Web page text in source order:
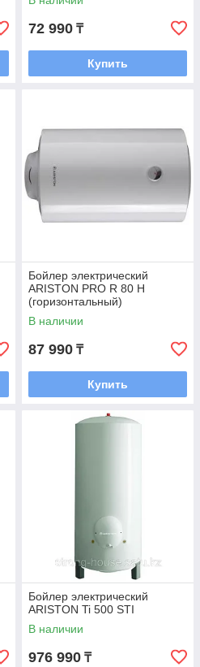
72 990 ₸
Купить
Бойлер электрический
ARISTON PRO R 80 H
(горизонтальный)
В наличии
87 990 ₸
Купить
Бойлер электрический
ARISTON Ti 500 STI
В наличии
976 990 ₸